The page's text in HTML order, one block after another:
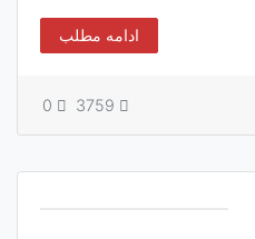
ادامه مطلب